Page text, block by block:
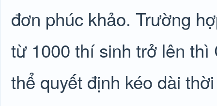
đơn phúc khảo. Trường
từ 1000 thí sinh trở lên thì
thể quyết định kéo dài